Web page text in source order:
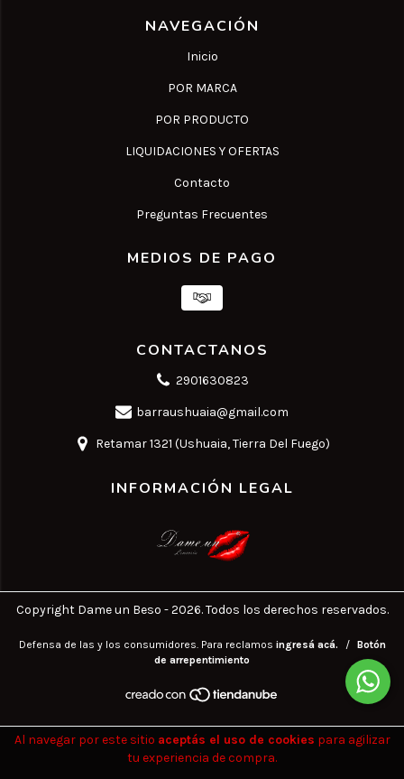
Al navegar por este sitio aceptás el uso de cookies para agilizar
tu experiencia de compra.
NAVEGACIÓN
Inicio
POR MARCA
POR PRODUCTO
LIQUIDACIONES Y OFERTAS
Contacto
Preguntas Frecuentes
MEDIOS DE PAGO
CONTACTANOS
2901630823
barraushuaia@gmail.com
Retamar 1321 (Ushuaia, Tierra Del Fuego)
INFORMACIÓN LEGAL
Copyright Dame un Beso - 2026. Todos los derechos reservados.
Defensa de las y los consumidores. Para reclamos ingresá acá. /
Botón
de arrepentimiento